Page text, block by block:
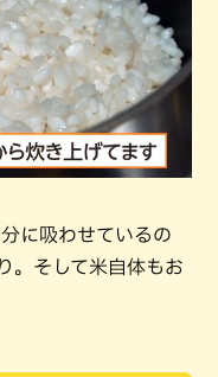
に吸わせているの
。そして米自体もお